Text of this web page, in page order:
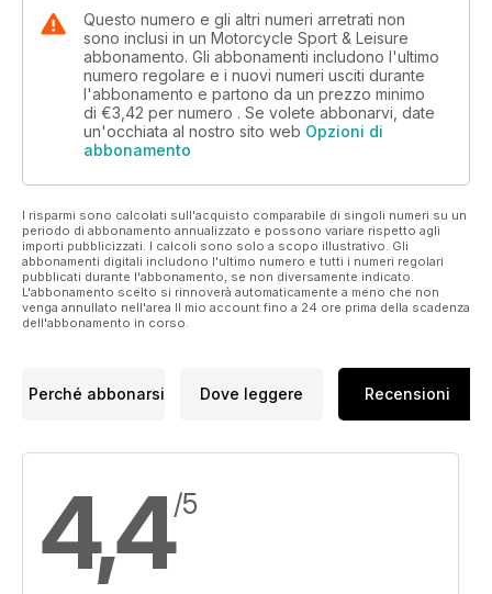
96 HOLIDAY SNAPPERS
98 THE BURNING MAN
104 BMW: THE PLAN
108 ICON: VALENTINO ROSSI
112 40 30 20 10
Questo numero e gli altri numeri arretrati non
sono inclusi in un Motorcycle Sport & Leisure
abbonamento. Gli abbonamenti includono l'ultimo
numero regolare e i nuovi numeri usciti durante
l'abbonamento e partono da un prezzo minimo
di €3,42 per numero . Se volete abbonarvi, date
un'occhiata al nostro sito web Opzioni di
abbonamento
I risparmi sono calcolati sull'acquisto comparabile di singoli numeri su un
periodo di abbonamento annualizzato e possono variare rispetto agli
importi pubblicizzati. I calcoli sono solo a scopo illustrativo. Gli
abbonamenti digitali includono l'ultimo numero e tutti i numeri regolari
pubblicati durante l'abbonamento, se non diversamente indicato.
L'abbonamento scelto si rinnoverà automaticamente a meno che non
venga annullato nell'area Il mio account fino a 24 ore prima della scadenza
dell'abbonamento in corso.
Perché abbonarsi Dove leggere Recensioni
4,4/5